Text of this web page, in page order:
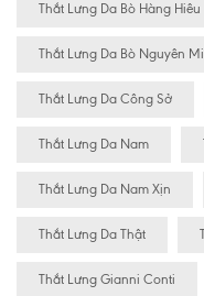
Thắt Lưng Da Bò Hàng Hiêu
Thắt Lưng Da Bò Nguyên
Thắt Lưng Da Công Sở
Thắt Lưng Da Nam
Thắt Lưng Da Nam Xịn
Thắt Lưng Da Thật
Thắt Lưng Gianni Conti